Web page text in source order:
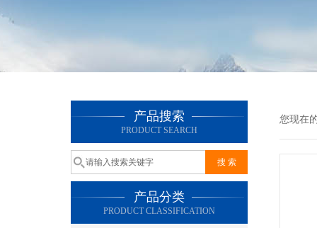
产品搜索
PRODUCT SEARCH
产品分类
PRODUCT CLASSIFICATION
您现在